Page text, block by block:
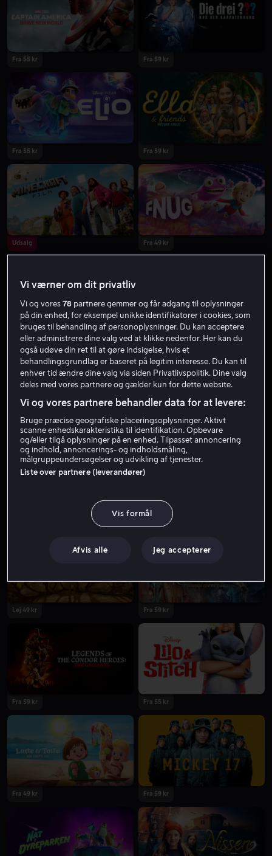
2025 2025
Fra 55 kr
2025
Fra 59 kr
Fra 55 kr
2025
Fra 59 kr
Udsalg Fra 49 kr
2025
Fra 59 kr
2025
Fra 59 kr
2025
Udsalg
2025
Lej 49 kr
2025
Fra 59 kr
2025
Fra 59 kr
2025
Fra 55 kr
2025
Fra 49 kr
2025
Fra 59 kr
Vi værner om dit privatliv
Vi og vores78 partnere gemmer og får adgang til oplysninger
på din enhed, for eksempel unikke identifikatorer i cookies, som
bruges til behandling af personoplysninger. Du kan acceptere
eller administrere dine valg ved at klikke nedenfor. Her kan du
også udøve din ret til at gøre indsigelse, hvis et
behandlingsgrundlag er baseret på legitim interesse. Du kan til
enhver tid ændre dine valg via siden Privatlivspolitik. Dine valg
deles med vores partnere og gælder kun for dette website.
Vi og vores partnere behandler data for at levere:
Bruge præcise geografiske placeringsoplysninger. Aktivt
scanne enhedskarakteristika til identifikation. Opbevare
og/eller tilgå oplysninger på en enhed. Tilpasset annoncering
og indhold, annoncerings- og indholdsmåling,
målgruppeundersøgelser og udvikling af tjenester.
Liste over partnere (leverandører)
Vis formål
Afvis alle Jeg accepterer